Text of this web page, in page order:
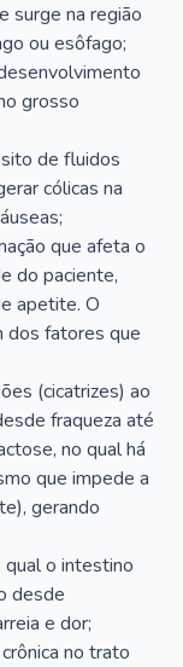
surge na região
ou esôfago;
grosso
de fluidos
cólicas na
que afeta o
do paciente,
apetite. O
dos fatores que
(cicatrizes) ao
fraqueza até
no qual há
que impede a
gerando
o intestino
desde
e dor;
no trato